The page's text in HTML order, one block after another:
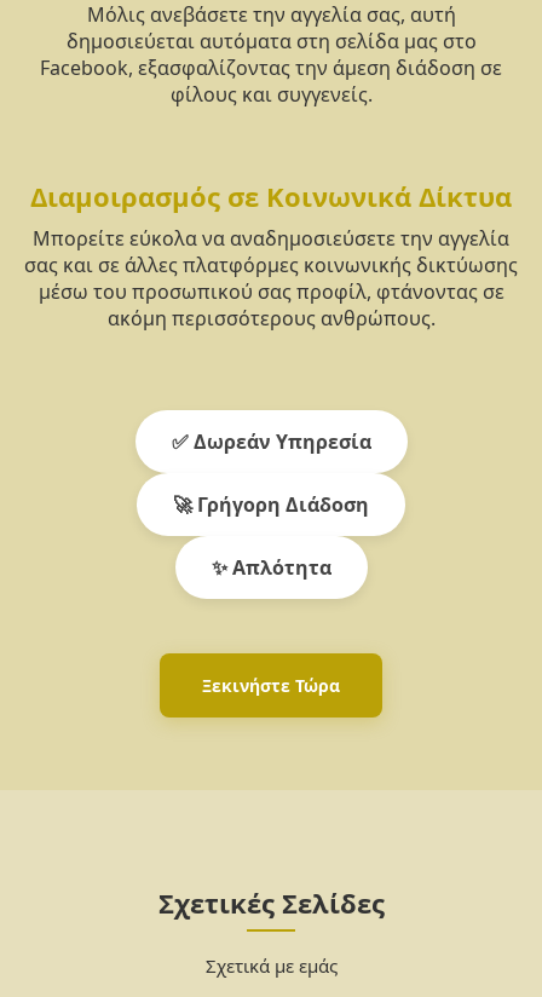
Μόλις ανεβάσετε την αγγελία σας, αυτή
δημοσιεύεται αυτόματα στη σελίδα μας στο
Facebook, εξασφαλίζοντας την άμεση διάδοση σε
φίλους και συγγενείς.
Διαμοιρασμός σε Κοινωνικά Δίκτυα
Μπορείτε εύκολα να αναδημοσιεύσετε την αγγελία
σας και σε άλλες πλατφόρμες κοινωνικής δικτύωσης
μέσω του προσωπικού σας προφίλ, φτάνοντας σε
ακόμη περισσότερους ανθρώπους.
✅ Δωρεάν Υπηρεσία
🚀 Γρήγορη Διάδοση
✨ Απλότητα
Ξεκινήστε Τώρα
Σχετικές Σελίδες
Σχετικά με εμάς